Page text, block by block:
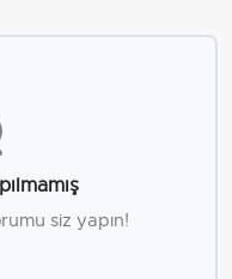
siz yapın!